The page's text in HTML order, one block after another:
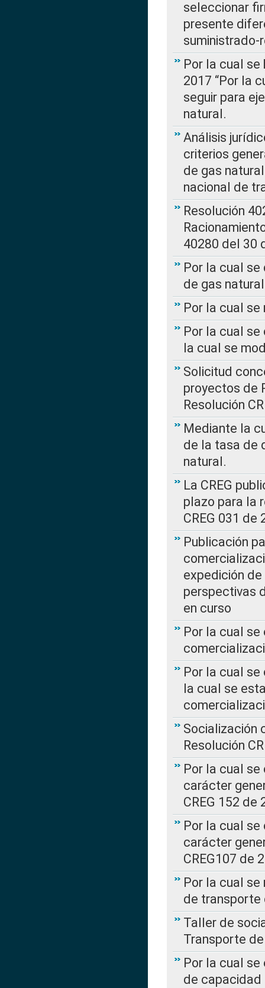
seleccionar
presente
Por la cual se
2017 “Por la
seguir para
natural.
Análisis
criterios
de gas
nacional de
Resolución
40280 del 30
Por la cual
de gas natural
Por la cual se
Por la cual se
la cual se
Solicitud
proyectos de
Resolución
Mediante la
de la tasa de
natural.
La CREG
plazo para la
CREG 031 de
Publicación
expedición de
perspectivas
en curso
Por la cual
Por la cual se
la cual se
Socialización
Resolución
Por la cual
carácter
CREG 152 de
Por la cual
carácter
CREG107 de
Por la cual
de transporte
Taller de
Transporte
Por la cual
de capacidad